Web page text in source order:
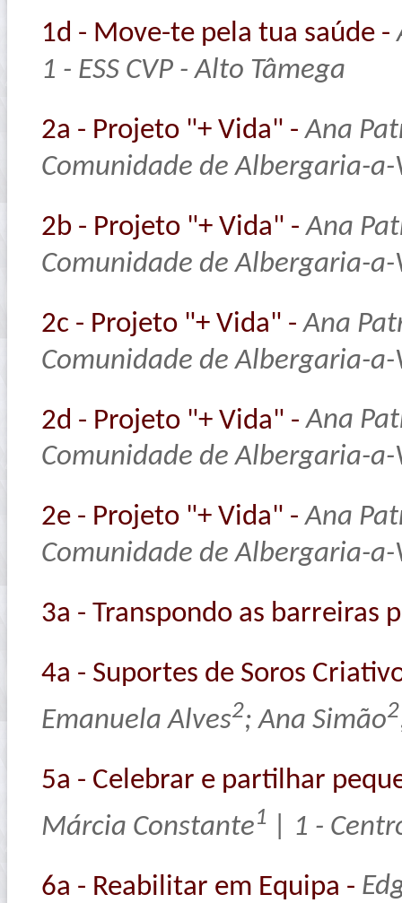
1d - Move-te pela tua saúde -
1 - ESS CVP - Alto Tâmega
2a - Projeto "+ Vida" -Ana
Comunidade de Albergaria-a-
2b - Projeto "+ Vida" -Ana
Comunidade de Albergaria-a-
2c - Projeto "+ Vida" -Ana
Comunidade de Albergaria-a-
2d - Projeto "+ Vida" -Ana
Comunidade de Albergaria-a-
2e - Projeto "+ Vida" -Ana
Comunidade de Albergaria-a-
3a - Transpondo as barreiras
4a - Suportes de Soros
Emanuela Alves2; Ana Simão2
5a - Celebrar e partilhar
Márcia Constante1 | 1 -
6a - Reabilitar em Equipa -